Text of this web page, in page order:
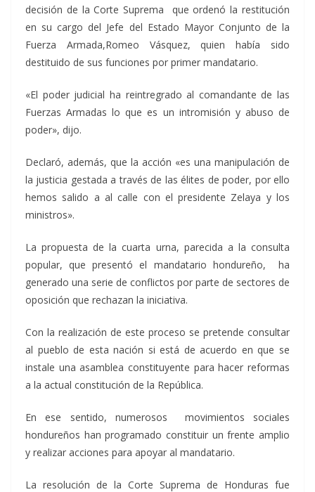
decisión de la Corte Suprema que ordenó la restitución
en su cargo del Jefe del Estado Mayor Conjunto de la
Fuerza Armada,Romeo Vásquez, quien había sido
destituido de sus funciones por primer mandatario.
«El poder judicial ha reintregrado al comandante de las
Fuerzas Armadas lo que es un intromisión y abuso de
poder», dijo.
Declaró, además, que la acción «es una manipulación de
la justicia gestada a través de las élites de poder, por ello
hemos salido a al calle con el presidente Zelaya y los
ministros».
La propuesta de la cuarta urna, parecida a la consulta
popular, que presentó el mandatario hondureño, ha
generado una serie de conflictos por parte de sectores de
oposición que rechazan la iniciativa.
Con la realización de este proceso se pretende consultar
al pueblo de esta nación si está de acuerdo en que se
instale una asamblea constituyente para hacer reformas
a la actual constitución de la República.
En ese sentido, numerosos movimientos sociales
hondureños han programado constituir un frente amplio
y realizar acciones para apoyar al mandatario.
La resolución de la Corte Suprema de Honduras fue